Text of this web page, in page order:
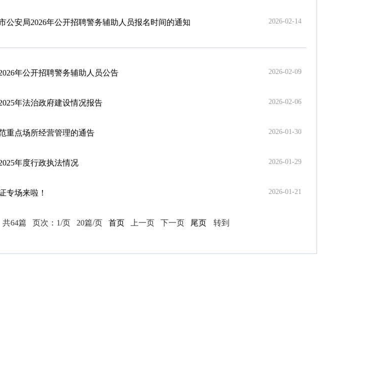
公安局2026年公开招聘警务辅助人员报名时间的通知 2026-02-14
年公开招聘警务辅助人员公告 2026-02-09
年法治政府建设情况报告 2026-02-06
重点场所经营管理的通告 2026-01-30
年度行政执法情况 2026-01-29
专场来啦！ 2026-01-21
共64篇 页次：1/页 20篇/页 首页 上一页 下一页 尾页 转到